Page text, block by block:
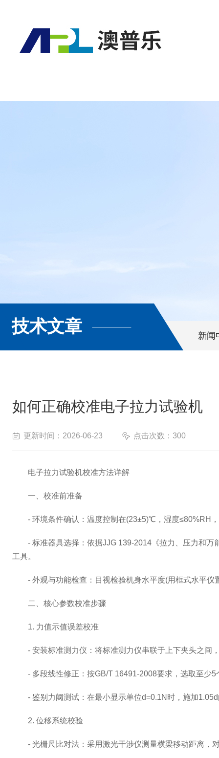
技术文章 新闻
如何正确校准电子拉力试验机
更新时间：2026-06-23 点击次数：300
电子拉力试验机校准方法详解
一、校准前准备
- 环境条件确认：温度控制在(23±5)℃，湿度≤80%RH，
- 标准器具选择：依据JJG 139-2014《拉力、压力和万
工具。
- 外观与功能检查：目视检验机身水平度(用框式水平仪
二、核心参数校准步骤
1. 力值示值误差校准
- 安装标准测力仪：将标准测力仪串联于上下夹头之间
- 多段线性修正：按GB/T 16491-2008要求，选取至少5
- 鉴别力阈测试：在最小显示单位d=0.1N时，施加1.05d
2. 位移系统校验
- 光栅尺比对法：采用激光干涉仪测量横梁移动距离，